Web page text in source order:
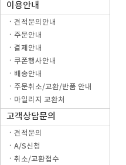
이용안내
ㆍ견적문의안내
ㆍ주문안내
ㆍ결제안내
ㆍ쿠폰행사안내
ㆍ배송안내
ㆍ주문취소/교환/반품 안내
ㆍ마일리지 교환처
고객상담문의
ㆍ견적문의
ㆍA/S신청
ㆍ취소/교환접수